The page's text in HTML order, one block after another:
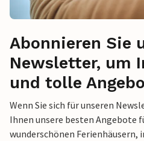
Abonnieren Sie
Newsletter, um
und tolle
Wenn Sie sich für unseren
Ihnen unsere besten Angebote
wunderschönen Ferienhäusern,